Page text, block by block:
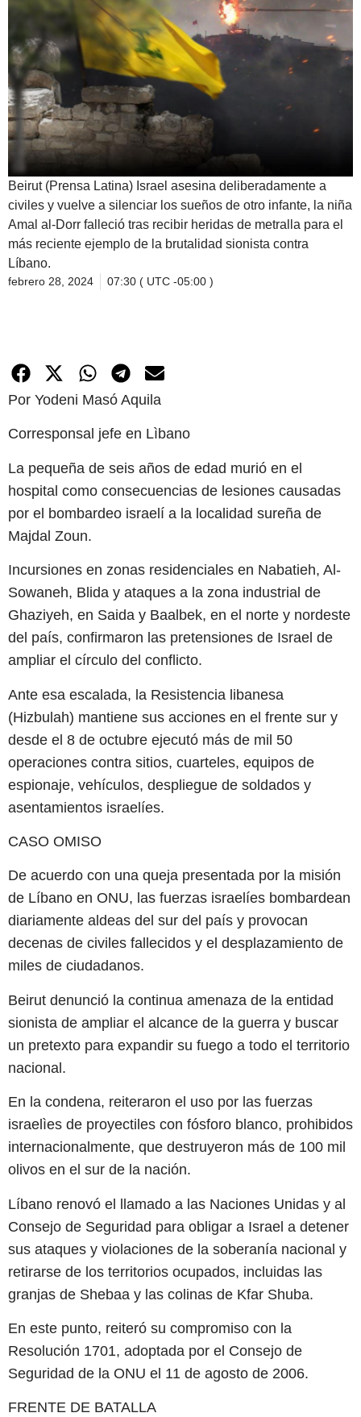
Beirut (Prensa Latina) Israel asesina deliberadamente a
civiles y vuelve a silenciar los sueños de otro infante, la niña
Amal al-Dorr falleció tras recibir heridas de metralla para el
más reciente ejemplo de la brutalidad sionista contra
Líbano.
febrero 28, 2024 07:30 ( UTC -05:00 )
Por Yodeni Masó Aquila
Corresponsal jefe en Lìbano
La pequeña de seis años de edad murió en el
hospital como consecuencias de lesiones causadas
por el bombardeo israelí a la localidad sureña de
Majdal Zoun.
Incursiones en zonas residenciales en Nabatieh, Al-
Sowaneh, Blida y ataques a la zona industrial de
Ghaziyeh, en Saida y Baalbek, en el norte y nordeste
del país, confirmaron las pretensiones de Israel de
ampliar el círculo del conflicto.
Ante esa escalada, la Resistencia libanesa
(Hizbulah) mantiene sus acciones en el frente sur y
desde el 8 de octubre ejecutó más de mil 50
operaciones contra sitios, cuarteles, equipos de
espionaje, vehículos, despliegue de soldados y
asentamientos israelíes.
CASO OMISO
De acuerdo con una queja presentada por la misión
de Líbano en ONU, las fuerzas israelíes bombardean
diariamente aldeas del sur del país y provocan
decenas de civiles fallecidos y el desplazamiento de
miles de ciudadanos.
Beirut denunció la continua amenaza de la entidad
sionista de ampliar el alcance de la guerra y buscar
un pretexto para expandir su fuego a todo el territorio
nacional.
En la condena, reiteraron el uso por las fuerzas
israelìes de proyectiles con fósforo blanco, prohibidos
internacionalmente, que destruyeron más de 100 mil
olivos en el sur de la nación.
Líbano renovó el llamado a las Naciones Unidas y al
Consejo de Seguridad para obligar a Israel a detener
sus ataques y violaciones de la soberanía nacional y
retirarse de los territorios ocupados, incluidas las
granjas de Shebaa y las colinas de Kfar Shuba.
En este punto, reiteró su compromiso con la
Resolución 1701, adoptada por el Consejo de
Seguridad de la ONU el 11 de agosto de 2006.
FRENTE DE BATALLA